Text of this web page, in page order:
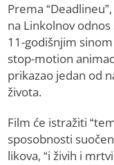
Prema
na Linkolnov
11-godišnjim
stop-motion
prikazao jedan od
života.
Film će istražiti
sposobnosti
likova, “i živih i